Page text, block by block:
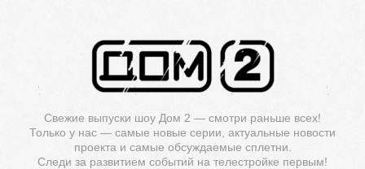
Свежие выпуски шоу Дом 2 — смотри раньше всех!
Только у нас — самые новые серии, актуальные новости
проекта и самые обсуждаемые сплетни.
Следи за развитием событий на телестройке первым!